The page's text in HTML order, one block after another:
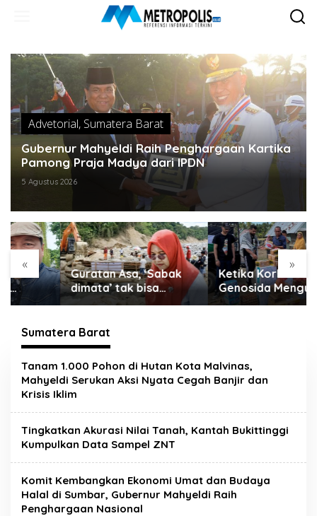
Advetorial, Sumatera Barat
Gubernur Mahyeldi Raih Penghargaan Kartika
Pamong Praja Madya dari IPDN
5 Agustus 2026
« »
Guratan Asa, ‘Sabak
dimata’ tak bisa
disembunyikan..
Ketika Korban
Genosida Mengulurkan
Tangan untuk Aceh
Sumatera Barat
Tanam 1.000 Pohon di Hutan Kota Malvinas,
Mahyeldi Serukan Aksi Nyata Cegah Banjir dan
Krisis Iklim
Tingkatkan Akurasi Nilai Tanah, Kantah Bukittinggi
Kumpulkan Data Sampel ZNT
Komit Kembangkan Ekonomi Umat dan Budaya
Halal di Sumbar, Gubernur Mahyeldi Raih
Penghargaan Nasional